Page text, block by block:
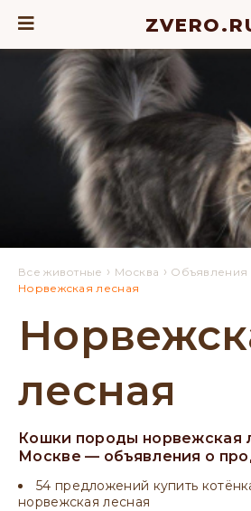
Все животные › Москва › Объявления
Норвежская лесная
лесная
Кошки породы норвежская
Москве — объявления о
54 предложений купить
норвежская лесная